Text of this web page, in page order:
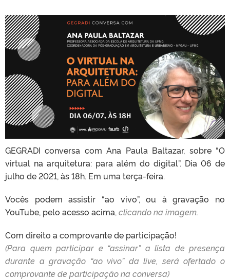
GEGRADI conversa com Ana Paula Baltazar, sobre “O
virtual na arquitetura: para além do digital”. Dia 06 de
julho de 2021, às 18h. Em uma terça-feira.
Vocês podem assistir “ao vivo”, ou à gravação no
YouTube, pelo acesso acima, clicando na imagem.
Com direito a comprovante de participação!
(Para quem participar e “assinar” a lista de presença
durante a gravação “ao vivo” da live, será ofertado o
comprovante de participação na conversa)